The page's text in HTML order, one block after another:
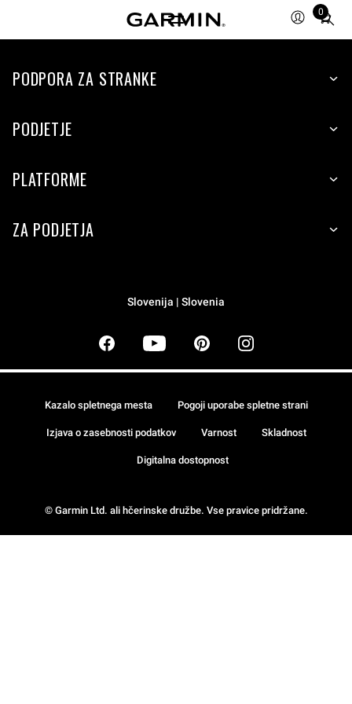
0
Total
items
cart:
PODPORA ZA STRANKE
PODJETJE
PLATFORME
ZA PODJETJA
Slovenija | Slovenia
© Garmin Ltd. ali hčerinske družbe. Vse pravice pridržane.
Kazalo spletnega mesta Pogoji uporabe spletne strani
Izjava o zasebnosti podatkov Varnost Skladnost
Digitalna dostopnost